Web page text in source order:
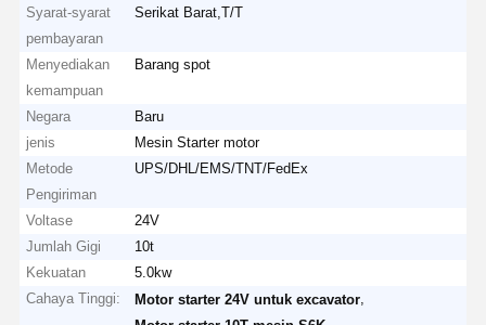
Syarat-syarat
pembayaran
Serikat Barat,T/T
Menyediakan
kemampuan
Barang spot
Negara
Baru
jenis
Mesin Starter motor
Metode
Pengiriman
UPS/DHL/EMS/TNT/FedEx
Voltase
24V
Jumlah Gigi
10t
Kekuatan
5.0kw
Cahaya Tinggi:
Motor starter 24V untuk excavator